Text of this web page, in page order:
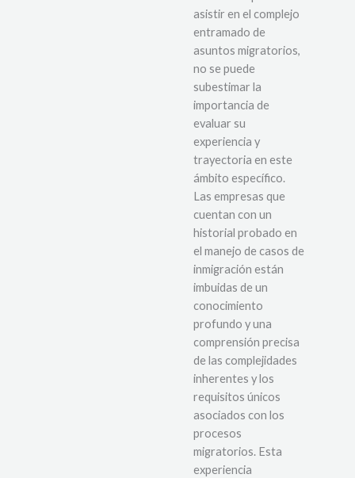
asistir en el complejo
entramado de
asuntos migratorios,
no se puede
subestimar la
importancia de
evaluar su
experiencia y
trayectoria en este
ámbito específico.
Las empresas que
cuentan con un
historial probado en
el manejo de casos de
inmigración están
imbuidas de un
conocimiento
profundo y una
comprensión precisa
de las complejidades
inherentes y los
requisitos únicos
asociados con los
procesos
migratorios. Esta
experiencia